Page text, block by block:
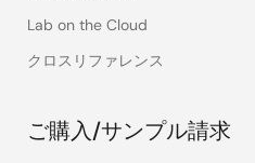
Lab on the Cloud
クロスリファレンス
ご購入/サンプル請求